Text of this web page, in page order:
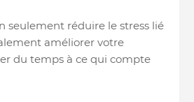
seulement réduire le stress lié
améliorer votre
du temps à ce qui compte